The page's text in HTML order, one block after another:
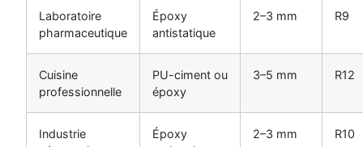
Laboratoire
pharmaceutique
Époxy
antistatique
2–3 mm R9
Cuisine
professionnelle
PU-ciment ou
époxy
3–5 mm R12
Industrie
Époxy
2–3 mm R10